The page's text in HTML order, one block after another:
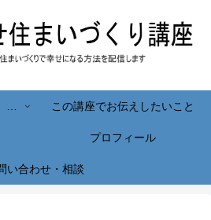
この講座でお伝えしたいこと
プロフィール
い合わせ・相談